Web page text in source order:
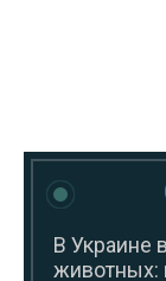
В Украине
животных: